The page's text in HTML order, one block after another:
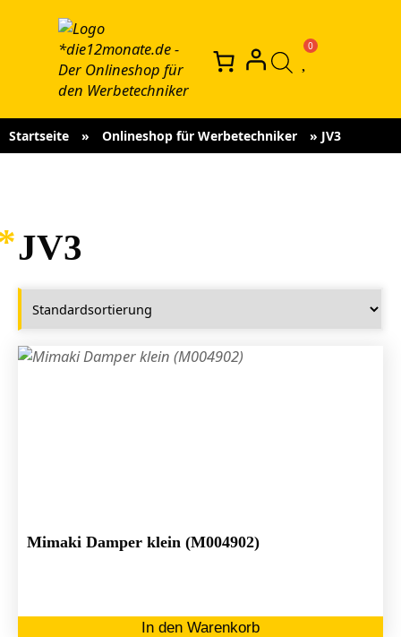
Startseite » Onlineshop für Werbetechniker » JV3
JV3
Mimaki Damper klein (M004902)
In den Warenkorb